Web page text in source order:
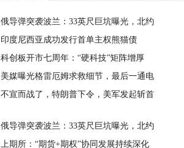
俄导弹突袭波兰：33英尺巨坑曝光，北约
印度尼西亚成功发行首单主权熊猫债
科创板开市七周年：“硬科技”矩阵增厚
美媒曝光格雷厄姆求救细节，最后一通电
不宣而战了，特朗普下令，美军发起斩首
俄导弹突袭波兰：33英尺巨坑曝光，北约
上期所：“期货+期权”协同发展持续深化